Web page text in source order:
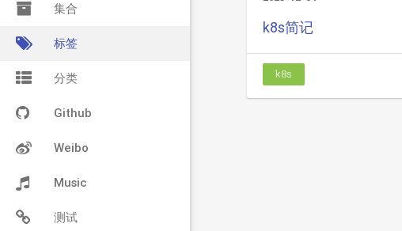
集合
标签
分类
Github
Weibo
Music
测试
k8s简记
k8s